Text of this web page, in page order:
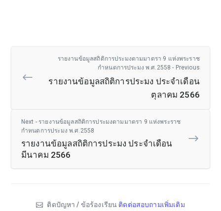
รายงานข้อมูลสถิติการประมงตามมาตรา 9 แห่งพระราช
กำหนดการประมง พ.ศ.2558 - Previous
รายงานข้อมูลสถิติการประมง ประจำเดือน
ตุลาคม 2566
Next - รายงานข้อมูลสถิติการประมงตามมาตรา 9 แห่งพระราช
กำหนดการประมง พ.ศ.2558
รายงานข้อมูลสถิติการประมง ประจำเดือน
มีนาคม 2566
ติดปัญหา / ข้อร้องเรียน ติดต่อสอบถามเพิ่มเติม